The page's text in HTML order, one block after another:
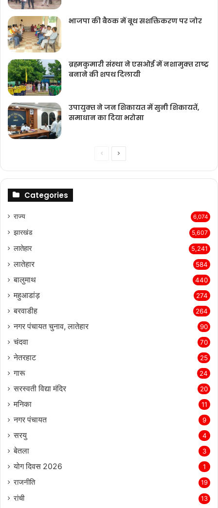
भाजपा की बैठक में बूथ सशक्तिकरण पर जोर
ब्रह्मकुमारी संस्‍था ने एसओई में नशामुक्‍त राष्‍ट्र
बनाने की शपथ दिलायी
उपायुक्‍त ने जन शिकायत में सुनी शिकायतें,
समाधान का दिया भरोसा
PreviousNext
Categories
राज्‍य 6,074
झारखंड 5,607
लातेहार 5,241
लातेहार 584
बालुमाथ 440
महुआडांड़ 274
बरवाडीह 264
नगर पंचायत चुनाव, लातेहार 90
चंदवा 70
नेतरहाट 25
गारू 24
सरस्‍वती विद्या मंदिर 20
मनिका 11
नगर पंचायत 9
सरयु 4
बेतला 3
योग दिवस 2026 1
राजनीति 19
रांची 13